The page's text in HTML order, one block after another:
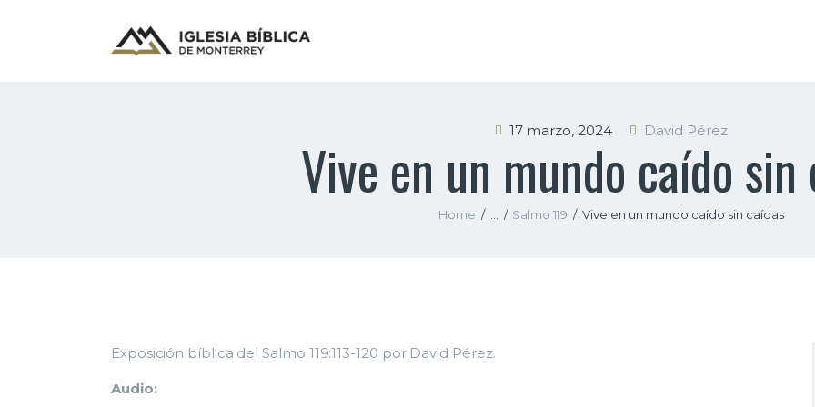
17 marzo, 2024 David Pérez
Vive en un mundo caído sin
Home Salmo 119 Vive en un mundo caído sin caídas
Exposición bíblica del Salmo 119:113-120 por David Pérez.
Audio: